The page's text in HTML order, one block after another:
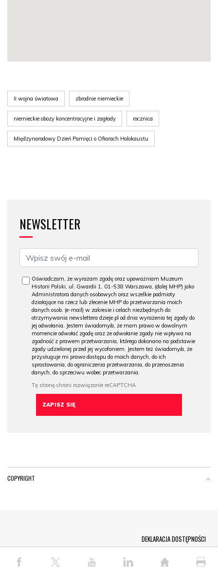
II wojna światowa zbrodnie niemieckie
niemieckie obozy koncentracyjne i zagłady rocznica
Międzynarodowy Dzień Pamięci o Ofiarach Holokaustu
NEWSLETTER
Oświadczam, że wyrażam zgodę oraz upoważniam Muzeum
Historii Polski, ul. Gwardii 1, 01-538 Warszawa, (dalej MHP) jako
Administratora danych osobowych oraz wszelkie podmioty
działające na rzecz lub zlecenie MHP do przetwarzania moich
danych osob. (e-mail) w zakresie i celach niezbędnych do
otrzymywania newslettera dzieje.pl od dnia wyrażenia tej zgody do
jej odwołania. Jestem świadomy/a, że mam prawo w dowolnym
momencie odwołać zgodę oraz że odwołanie zgody nie wpływa na
zgodność z prawem przetwarzania, którego dokonano na podstawie
zgody udzielonej przed jej wycofaniem. Jestem też świadomy/a, że
przysługuje mi prawo dostępu do moich danych, do ich
sprostowania, do ograniczenia przetwarzania, do przenoszenia
danych, do sprzeciwu wobec przetwarzania.
COPYRIGHT
© COPYRIGHT PAP 2026
DEKLARACJA DOSTĘPNOŚCI